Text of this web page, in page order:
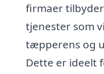
firmaer
tjenester som
tæpperens og
Dette er ideelt